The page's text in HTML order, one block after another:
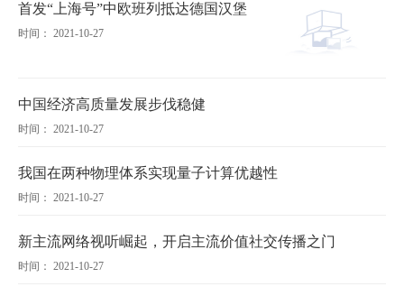
首发“上海号”中欧班列抵达德国汉堡
时间： 2021-10-27
中国经济高质量发展步伐稳健
时间： 2021-10-27
我国在两种物理体系实现量子计算优越性
时间： 2021-10-27
新主流网络视听崛起，开启主流价值社交传播之门
时间： 2021-10-27